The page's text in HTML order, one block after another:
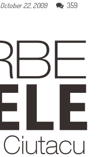
October 22, 2009
359